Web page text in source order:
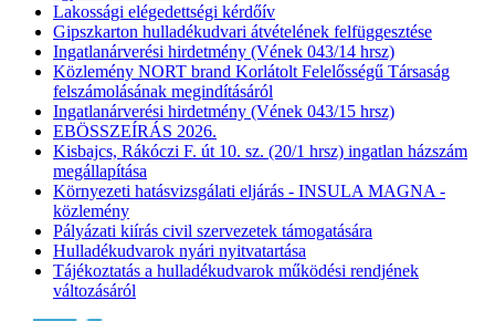
Lakossági elégedettségi kérdőív
Gipszkarton hulladékudvari átvételének felfüggesztése
Ingatlanárverési hirdetmény (Vének 043/14 hrsz)
Közlemény NORT brand Korlátolt Felelősségű Társaság
felszámolásának megindításáról
Ingatlanárverési hirdetmény (Vének 043/15 hrsz)
EBÖSSZEÍRÁS 2026.
Kisbajcs, Rákóczi F. út 10. sz. (20/1 hrsz) ingatlan házszám
megállapítása
Környezeti hatásvizsgálati eljárás - INSULA MAGNA -
közlemény
Pályázati kiírás civil szervezetek támogatására
Hulladékudvarok nyári nyitvatartása
Tájékoztatás a hulladékudvarok működési rendjének
változásáról